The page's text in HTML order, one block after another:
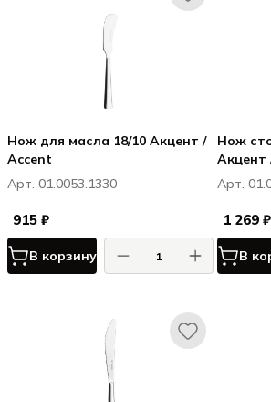
Нож для масла 18/10 Акцент /
Accent
Арт. 01.0053.1330
915 ₽
В корзину
Нож
Акцент
Арт.
1 269 ₽
В